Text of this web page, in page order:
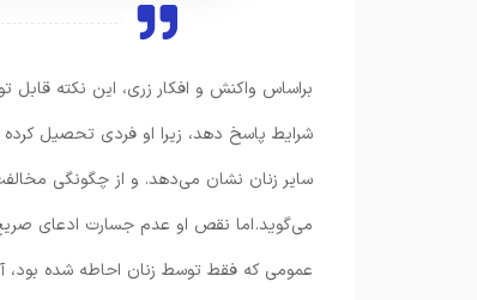
براساس واکنش و افکار زری، این نکته قابل
شرایط پاسخ دهد، زیرا او فردی تحصیل
سایر زنان نشان می‌دهد. و از چگونگی
می‌گوید. اما نقص او عدم جسارت ادعای
عمومی که فقط توسط زنان احاطه شده بود،